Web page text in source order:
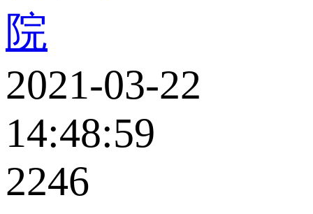
院
2021-03-22
14:48:59
2246